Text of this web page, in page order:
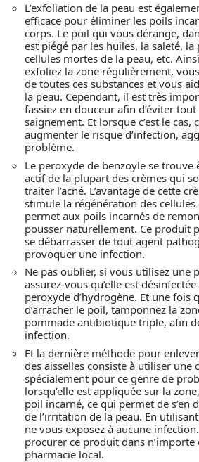
L’exfoliation de la peau est
efficace pour éliminer les poils
corps. Le poil qui vous dérange,
est piégé par les huiles, la saleté, la
cellules mortes de la peau, etc.
exfoliez la zone régulièrement,
de toutes ces substances et vous
la peau. Cependant, il est très
fassiez en douceur afin d’éviter
saignement. Et lorsque c’est le cas,
augmenter le risque d’infection,
problème.
Le peroxyde de benzoyle se
actif de la plupart des crèmes qui
traiter l’acné. L’avantage de cette
stimule la régénération des cellules
permet aux poils incarnés de
pousser naturellement. Ce produit
se débarrasser de tout agent
provoquer une infection.
Ne pas oublier, si vous utilisez une
assurez-vous qu’elle est
peroxyde d’hydrogène. Et une fois
d’arracher le poil, tamponnez la
pommade antibiotique triple, afin
infection.
Et la dernière méthode pour
des aisselles consiste à utiliser une
spécialement pour ce genre de
lorsqu’elle est appliquée sur la
poil incarné, ce qui permet de s’en
de l’irritation de la peau. En
ne vous exposez à aucune
procurer ce produit dans n’importe
pharmacie local.